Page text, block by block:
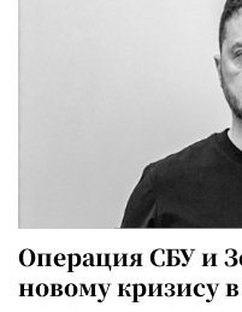
Операция СБУ и
новому кризису